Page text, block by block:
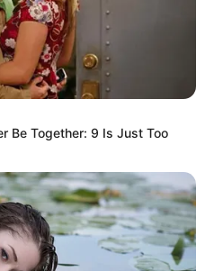
Be Together: 9 Is Just Too